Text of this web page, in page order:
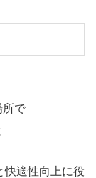
所で
快適性向上に役